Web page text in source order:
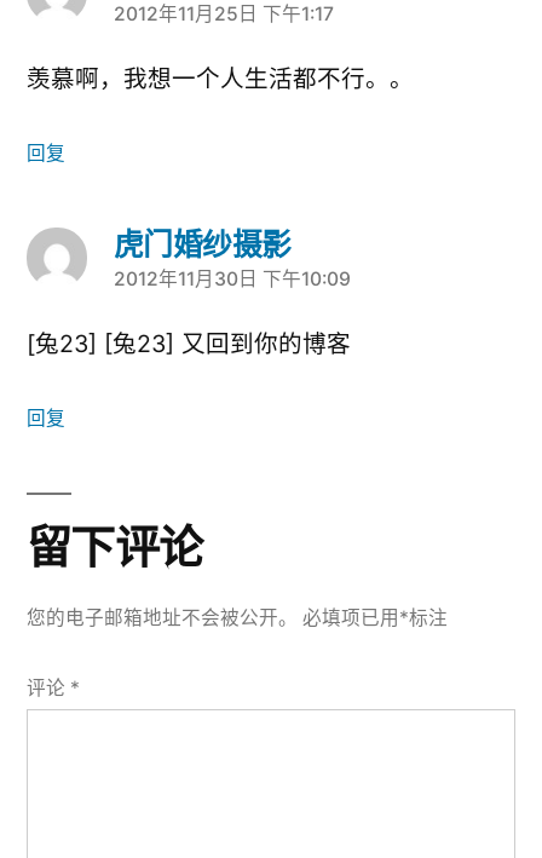
说：
2012年11月25日 下午1:17
羡慕啊，我想一个人生活都不行。。
回复
虎门婚纱摄影
说：
2012年11月30日 下午10:09
[兔23] [兔23] 又回到你的博客
回复
留下评论
您的电子邮箱地址不会被公开。 必填项已用 *标注
评论 *